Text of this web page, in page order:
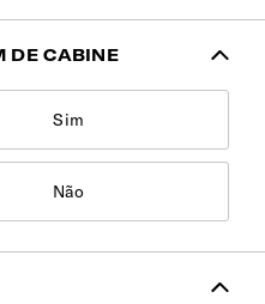
DE CABINE
Sim
Não